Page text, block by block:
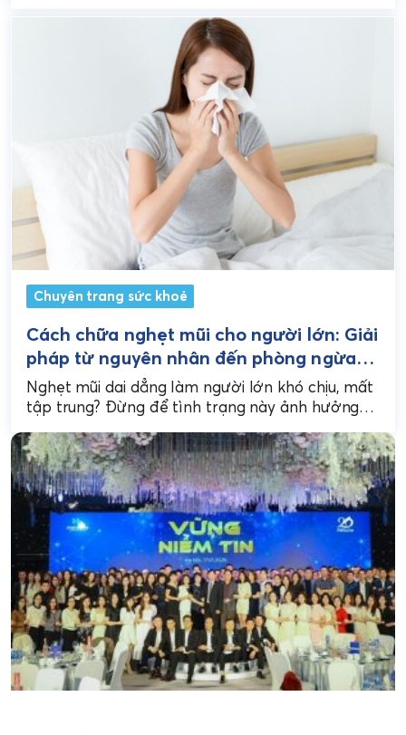
Chuyên trang sức khoẻ
Cách chữa nghẹt mũi cho người lớn: Giải
pháp từ nguyên nhân đến phòng ngừa
hiệu quả
Nghẹt mũi dai dẳng làm người lớn khó chịu, mất
tập trung? Đừng để tình trạng này ảnh hưởng